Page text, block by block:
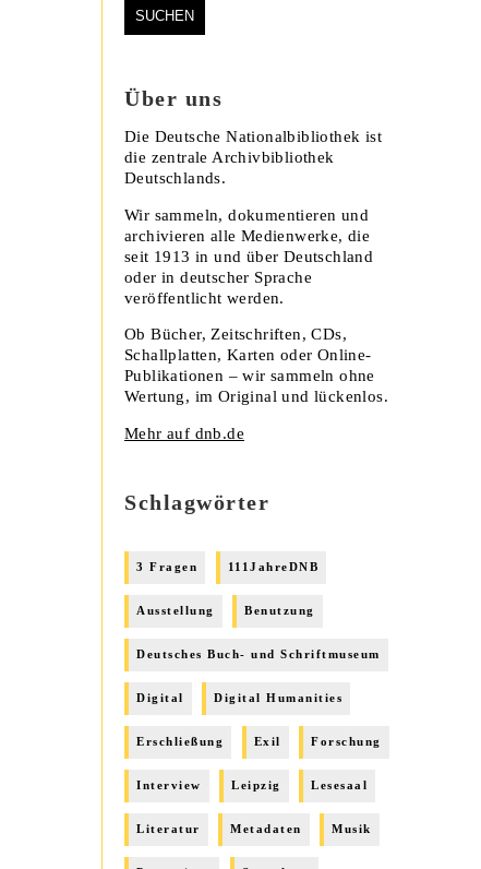
Über uns
Die Deutsche Nationalbibliothek ist
die zentrale Archivbibliothek
Deutschlands.
Wir sammeln, dokumentieren und
archivieren alle Medienwerke, die
seit 1913 in und über Deutschland
oder in deutscher Sprache
veröffentlicht werden.
Ob Bücher, Zeitschriften, CDs,
Schallplatten, Karten oder Online-
Publikationen – wir sammeln ohne
Wertung, im Original und lückenlos.
Mehr auf dnb.de
Schlagwörter
3 Fragen 111JahreDNB
Ausstellung Benutzung
Deutsches Buch- und Schriftmuseum
Digital Digital Humanities
Erschließung Exil Forschung
Interview Leipzig Lesesaal
Literatur Metadaten Musik